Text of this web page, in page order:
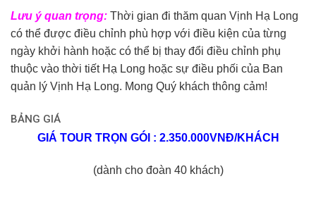
Lưu ý quan trọng: Thời gian đi thăm quan Vịnh Hạ Long
có thể được điều chỉnh phù hợp với điều kiện của từng
ngày khởi hành hoặc có thể bị thay đổi điều chỉnh phụ
thuộc vào thời tiết Hạ Long hoặc sự điều phối của Ban
quản lý Vịnh Hạ Long. Mong Quý khách thông cảm!
BẢNG GIÁ
GIÁ TOUR TRỌN GÓI : 2.350.000VNĐ/KHÁCH
(dành cho đoàn 40 khách)